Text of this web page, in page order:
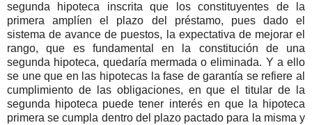
segunda hipoteca inscrita que los constituyentes de la
primera amplíen el plazo del préstamo, pues dado el
sistema de avance de puestos, la expectativa de mejorar el
rango, que es fundamental en la constitución de una
segunda hipoteca, quedaría mermada o eliminada. Y a ello
se une que en las hipotecas la fase de garantía se refiere al
cumplimiento de las obligaciones, en que el titular de la
segunda hipoteca puede tener interés en que la hipoteca
primera se cumpla dentro del plazo pactado para la misma y